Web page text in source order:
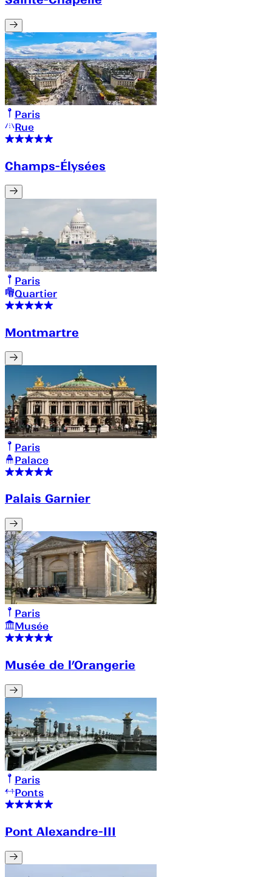
Paris
Rue
Champs-Élysées
Paris
Quartier
Montmartre
Paris
Palace
Palais Garnier
Paris
Musée
Musée de l’Orangerie
Paris
Ponts
Pont Alexandre-III